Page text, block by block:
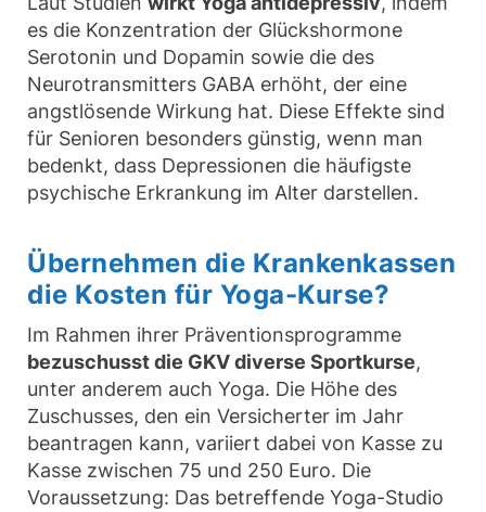
es die Konzentration der Glückshormone
Serotonin und Dopamin sowie die des
Neurotransmitters GABA erhöht, der eine
angstlösende Wirkung hat. Diese Effekte sind
für Senioren besonders günstig, wenn man
bedenkt, dass Depressionen die häufigste
psychische Erkrankung im Alter darstellen.
Übernehmen die Krankenkassen
die Kosten für Yoga-Kurse?
Im Rahmen ihrer Präventionsprogramme
bezuschusst die GKV diverse Sportkurse,
unter anderem auch Yoga. Die Höhe des
Zuschusses, den ein Versicherter im Jahr
beantragen kann, variiert dabei von Kasse zu
Kasse zwischen 75 und 250 Euro. Die
Voraussetzung: Das betreffende Yoga-Studio